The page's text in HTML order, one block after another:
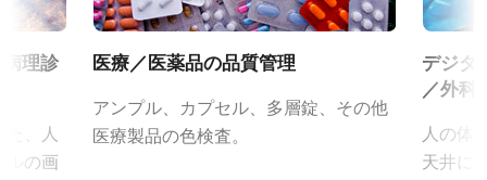
フレームレート/ラインレート
ROI
インターフェース
Camera Link
カメラセレクションガイド（総合カタログ）
ご注文の際にはBもしくはFをご指定ください。
定格出力電圧：DC+12V
定格出力電流：3A
入力電源電圧：AC100V-240V (1次側ケーブルは100V専用)
電源周波数： 50/60Hz
理診
、人
ルの画
医療／医薬品の品質管理
アンプル、カプセル、多層錠、その他
医療製品の色検査。
デジタ
／外科
人の体
天井に